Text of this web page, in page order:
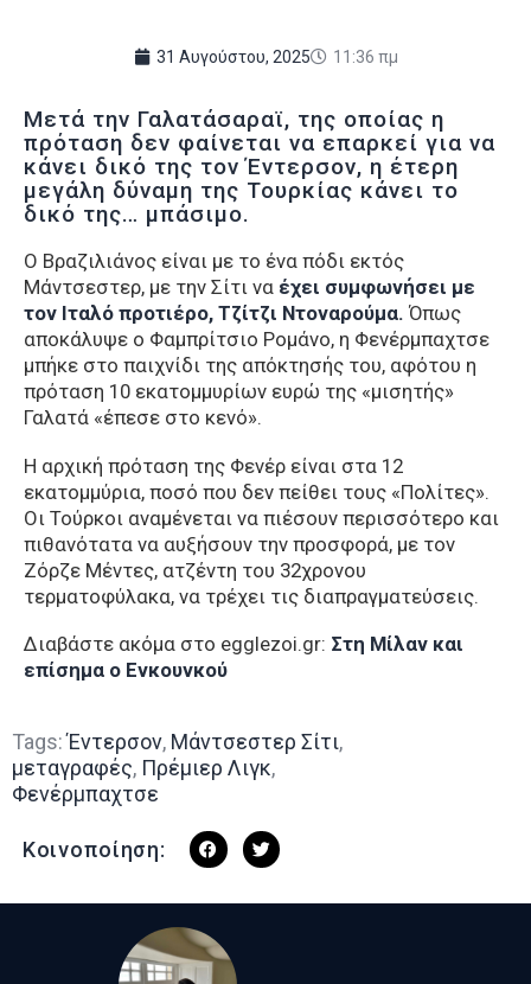
31 Αυγούστου, 2025 11:36 πμ
Μετά την Γαλατάσαραϊ, της οποίας η
πρόταση δεν φαίνεται να επαρκεί για να
κάνει δικό της τον Έντερσον, η έτερη
μεγάλη δύναμη της Τουρκίας κάνει το
δικό της… μπάσιμο.
Ο Βραζιλιάνος είναι με το ένα πόδι εκτός
Μάντσεστερ, με την Σίτι να έχει συμφωνήσει με
τον Ιταλό προτιέρο, Τζίτζι Ντοναρούμα. Όπως
αποκάλυψε ο Φαμπρίτσιο Ρομάνο, η Φενέρμπαχτσε
μπήκε στο παιχνίδι της απόκτησής του, αφότου η
πρόταση 10 εκατομμυρίων ευρώ της «μισητής»
Γαλατά «έπεσε στο κενό».
Η αρχική πρόταση της Φενέρ είναι στα 12
εκατομμύρια, ποσό που δεν πείθει τους «Πολίτες».
Οι Τούρκοι αναμένεται να πιέσουν περισσότερο και
πιθανότατα να αυξήσουν την προσφορά, με τον
Ζόρζε Μέντες, ατζέντη του 32χρονου
τερματοφύλακα, να τρέχει τις διαπραγματεύσεις.
Διαβάστε ακόμα στο egglezoi.gr: Στη Μίλαν και
επίσημα ο Ενκουνκού
Tags: Έντερσον, Μάντσεστερ Σίτι,
μεταγραφές, Πρέμιερ Λιγκ,
Φενέρμπαχτσε
Κοινοποίηση: